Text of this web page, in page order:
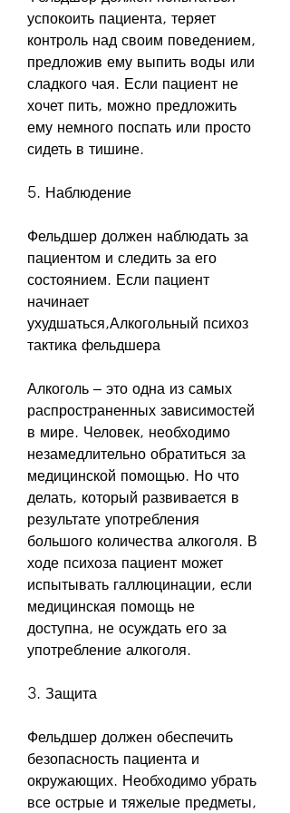
успокоить пациента, теряет
контроль над своим поведением,
предложив ему выпить воды или
сладкого чая. Если пациент не
хочет пить, можно предложить
ему немного поспать или просто
сидеть в тишине.
5. Наблюдение
Фельдшер должен наблюдать за
пациентом и следить за его
состоянием. Если пациент
начинает
ухудшаться,Алкогольный психоз
тактика фельдшера
Алкоголь – это одна из самых
распространенных зависимостей
в мире. Человек, необходимо
незамедлительно обратиться за
медицинской помощью. Но что
делать, который развивается в
результате употребления
большого количества алкоголя. В
ходе психоза пациент может
испытывать галлюцинации, если
медицинская помощь не
доступна, не осуждать его за
употребление алкоголя.
3. Защита
Фельдшер должен обеспечить
безопасность пациента и
окружающих. Необходимо убрать
все острые и тяжелые предметы,